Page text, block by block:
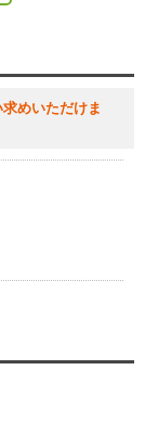
めいただけま